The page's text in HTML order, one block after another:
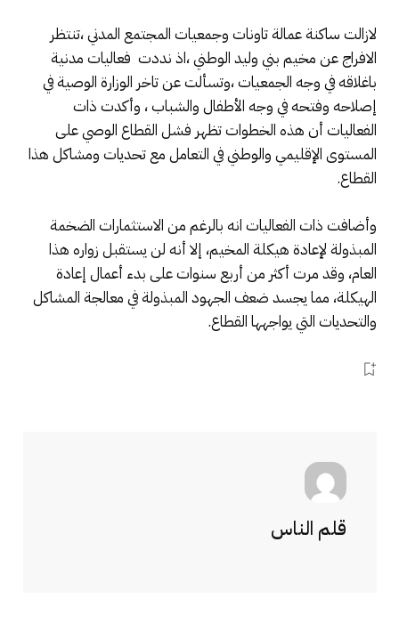
لازالت ساكنة عمالة تاونات وجمعيات المجتمع المدني ،تنتظر
الافراج عن مخيم بني وليد الوطني ،اذ نددت فعاليات مدنية
باغلاقه في وجه الجمعيات ،وتسألت عن تاخر الوزارة الوصية في
إصلاحه وفتحه في وجه الأطفال والشباب ، وأكدت ذات
الفعاليات أن هذه الخطوات تظهر فشل القطاع الوصي على
المستوى الإقليمي والوطني في التعامل مع تحديات ومشاكل هذا
القطاع.
وأضافت ذات الفعاليات انه بالرغم من الاستثمارات الضخمة
المبذولة لإعادة هيكلة المخيم، إلا أنه لن يستقبل زواره هذا
العام، وقد مرت أكثر من أربع سنوات على بدء أعمال إعادة
الهيكلة، مما يجسد ضعف الجهود المبذولة في معالجة المشاكل
والتحديات التي يواجهها القطاع.
قلم الناس